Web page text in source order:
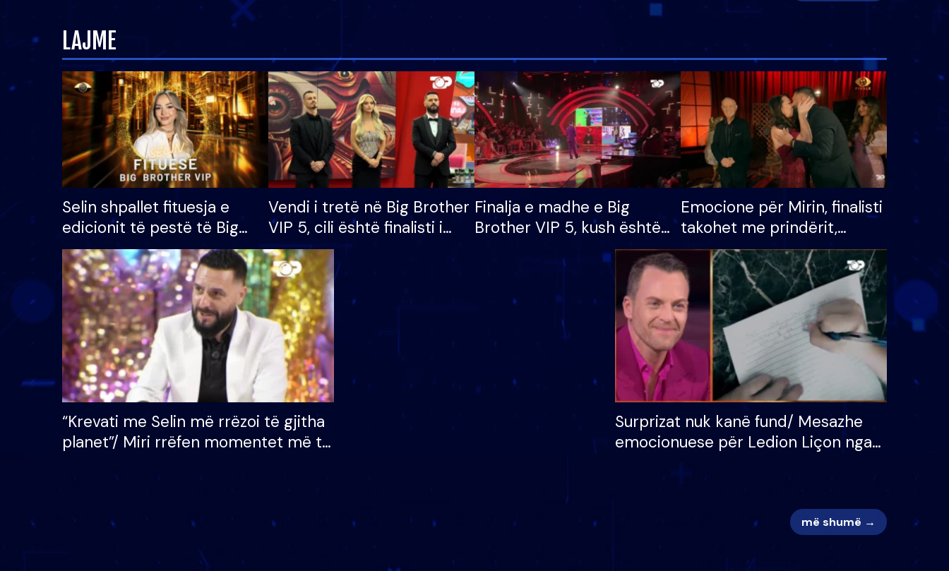
LAJME
Selin shpallet fituesja e
edicionit të pestë të Big
Brother VIP, rrëmben
çmimin e madh prej 100
mijë eurosh
Vendi i tretë në Big Brother
VIP 5, cili është finalisti i
radhës që lë shtëpinë
Finalja e madhe e Big
Brother VIP 5, kush është
banori i parë që lë shtëpinë
dhe humb mundësinë për
të fituar çmimin e madh
Emocione për Mirin, finalisti
takohet me prindërit,
vajzën dhe bashkëshorten:
S’kemi ndonjë letër divorci
apo jo?
“Krevati me Selin më rrëzoi të gjitha
planet”/ Miri rrëfen momentet më të
mungojë zilja e mëngjesit kur…
Surprizat nuk kanë fund/ Mesazhe
emocionuese për Ledion Liçon nga
më shumë →